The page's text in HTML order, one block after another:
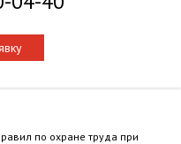
по охране труда при